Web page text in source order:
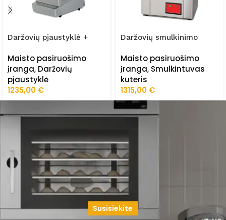
Daržovių pjaustyklė +
Maisto pasiruošimo
įranga, Daržovių
pjaustyklė
1235,00 €
Daržovių smulkinimo
Maisto pasiruošimo
įranga, Smulkintuvas
kuteris
1315,00 €
Susisiekite